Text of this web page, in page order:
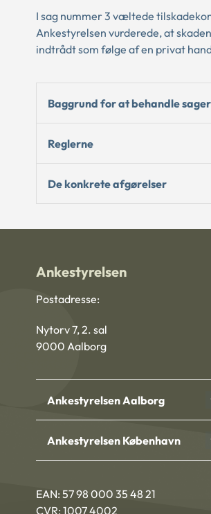
I sag nummer 3 væltede
Ankestyrelsen vurderede, at
indtrådt som følge af en privat
Baggrund for at behandle
Reglerne
De konkrete afgørelser
Ankestyrelsen
Postadresse:
Nytorv 7, 2. sal
9000 Aalborg
Ankestyrelsen Aalborg
Ankestyrelsen København
EAN: 57 98 000 35 48 21
CVR: 1007 4002